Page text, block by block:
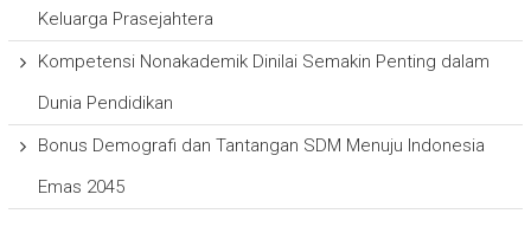
Keluarga Prasejahtera
Kompetensi Nonakademik Dinilai Semakin Penting dalam
Dunia Pendidikan
Bonus Demografi dan Tantangan SDM Menuju Indonesia
Emas 2045